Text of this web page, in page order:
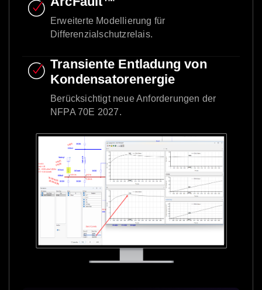
Erweiterte Modellierung für
Differenzialschutzrelais.
Transiente Entladung von
Kondensatorenergie
Berücksichtigt neue Anforderungen der
NFPA 70E 2027.